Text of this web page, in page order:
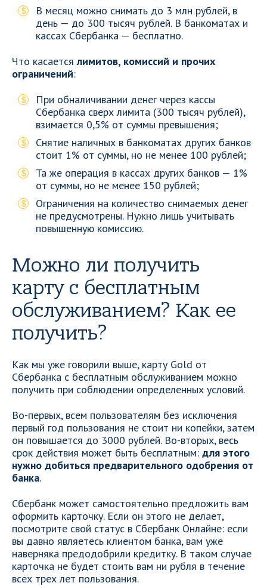
В месяц можно снимать до 3 млн рублей, в
день — до 300 тысяч рублей. В банкоматах и
кассах Сбербанка — бесплатно.
Что касаетсялимитов, комиссий и прочих
ограничений:
При обналичивании денег через кассы
Сбербанка сверх лимита (300 тысяч рублей),
взимается 0,5% от суммы превышения;
Снятие наличных в банкоматах других банков
стоит 1% от суммы, но не менее 100 рублей;
Та же операция в кассах других банков — 1%
от суммы, но не менее 150 рублей;
Ограничения на количество снимаемых денег
не предусмотрены. Нужно лишь учитывать
повышенную комиссию.
Можно ли получить
карту с бесплатным
обслуживанием? Как ее
получить?
Как мы уже говорили выше, карту Gold от
Сбербанка с бесплатным обслуживанием можно
получить при соблюдении определенных условий.
Во-первых, всем пользователям без исключения
первый год пользования не стоит ни копейки, затем
он повышается до 3000 рублей. Во-вторых, весь
срок действия может быть бесплатным: для этого
нужно добиться предварительного одобрения от
банка.
Сбербанк может самостоятельно предложить вам
оформить карточку. Если он этого не делает,
посмотрите свой статус в Сбербанк Онлайне: если
вы давно являетесь клиентом банка, вам уже
наверняка предодобрили кредитку. В таком случае
карточка не будет стоить вам ни рубля в течение
всех трех лет пользования.